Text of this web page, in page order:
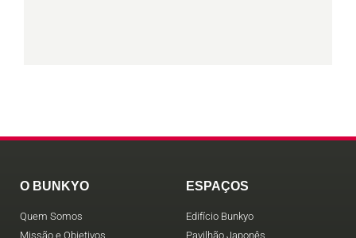
O BUNKYO
Quem Somos
Missão e Objetivos
ESPAÇOS
Edifício Bunkyo
Pavilhão Japonês